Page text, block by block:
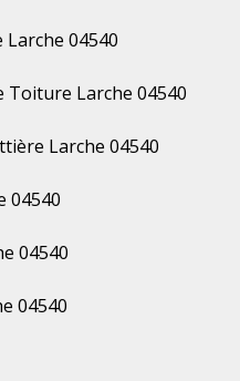
04540
Toiture Larche 04540
Larche 04540
04540
04540
04540